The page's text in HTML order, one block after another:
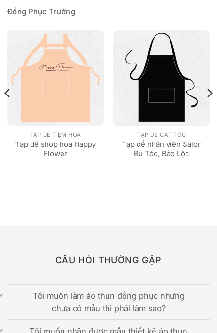
Đồng Phục Trường
TẠP DỀ TIỆM HOA
Tạp dề shop hoa Happy
Flower
TẠP DỀ CẮT TÓC
Tạp dề nhân viên Salon
Bu Tóc, Bảo Lộc
CÂU HỎI THƯỜNG GẶP
Tôi muốn làm áo thun đồng phục nhưng
chưa có mẫu thì phải làm sao?
Tôi muốn nhận được mẫu thiết kế áo thun